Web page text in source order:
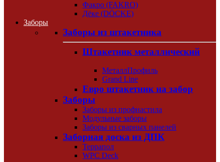
Факро (FAKRO)
Дёке (DÖCKE)
Заборы
Заборы из штакетника
Штакетник металлический
МеталлПрофиль
Grand Line
Евро штакетник на забор
Заборы
Заборы из профнастила
Модульные заборы
Заборы из сварных панелей
Заборная доска из ДПК
Террапол
WPC Deck